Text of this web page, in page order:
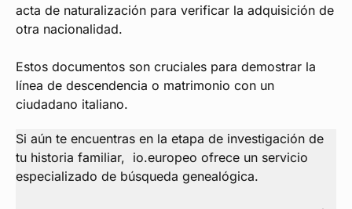
acta de naturalización para verificar la adquisición de
otra nacionalidad.
Estos documentos son cruciales para demostrar la
línea de descendencia o matrimonio con un
ciudadano italiano.
Si aún te encuentras en la etapa de investigación de
tu historia familiar, io.europeo ofrece un servicio
especializado de búsqueda genealógica.